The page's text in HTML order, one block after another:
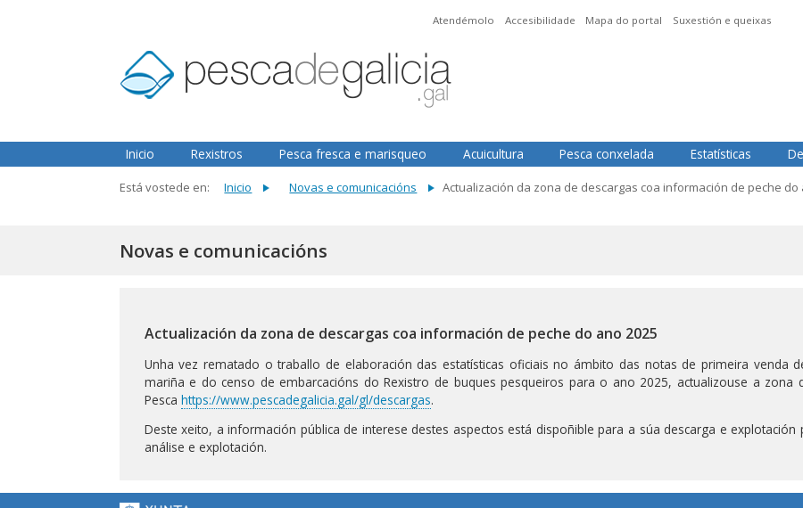
Atendémolo Accesibilidade Mapa do portal Suxestión e queixas
Inicio
Rexistros Pesca fresca e marisqueo Acuicultura Pesca conxelada Estatísticas
Está vostede en: Inicio Novas e comunicacións Actualización da zona de descargas coa información de peche do
Novas e comunicacións
Actualización da zona de descargas coa información de peche do ano 2025
Unha vez rematado o traballo de elaboración das estatísticas oficiais no ámbito das notas de primeira venda
mariña e do censo de embarcacións do Rexistro de buques pesqueiros para o ano 2025, actualizouse a zona
Pesca https://www.pescadegalicia.gal/gl/descargas.
Deste xeito, a información pública de interese destes aspectos está dispoñible para a súa descarga e
análise e explotación.